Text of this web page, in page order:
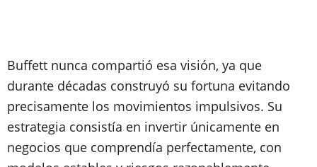
Buffett nunca compartió esa visión, ya que
durante décadas construyó su fortuna evitando
precisamente los movimientos impulsivos. Su
estrategia consistía en invertir únicamente en
negocios que comprendía perfectamente, con